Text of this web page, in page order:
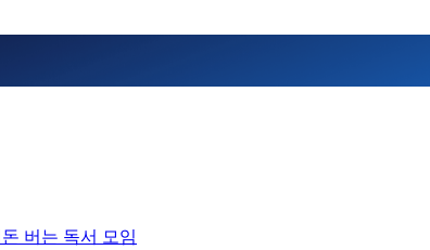
돈 버는 독서 모임